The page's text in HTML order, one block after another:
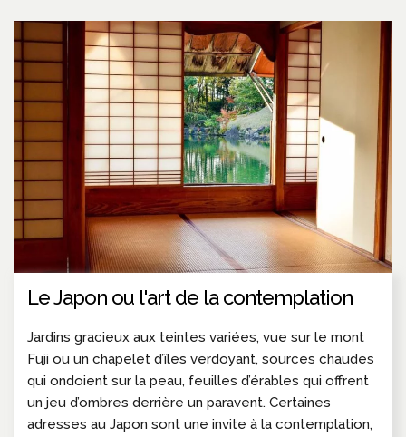
Le Japon ou l'art de la contemplation
Jardins gracieux aux teintes variées, vue sur le mont
Fuji ou un chapelet d’îles verdoyant, sources chaudes
qui ondoient sur la peau, feuilles d’érables qui offrent
un jeu d’ombres derrière un paravent. Certaines
adresses au Japon sont une invite à la contemplation,